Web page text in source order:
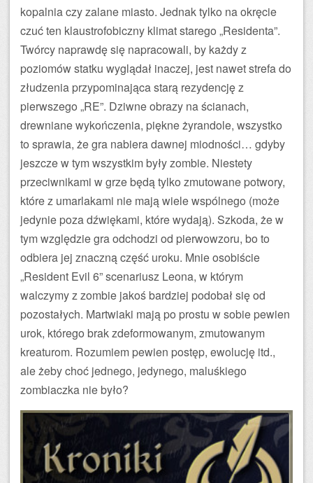
kopalnia czy zalane miasto. Jednak tylko na okręcie
czuć ten klaustrofobiczny klimat starego „Residenta”.
Twórcy naprawdę się napracowali, by każdy z
poziomów statku wyglądał inaczej, jest nawet strefa do
złudzenia przypominająca starą rezydencję z
pierwszego „RE”. Dziwne obrazy na ścianach,
drewniane wykończenia, piękne żyrandole, wszystko
to sprawia, że gra nabiera dawnej miodności… gdyby
jeszcze w tym wszystkim były zombie. Niestety
przeciwnikami w grze będą tylko zmutowane potwory,
które z umarlakami nie mają wiele wspólnego (może
jedynie poza dźwiękami, które wydają). Szkoda, że w
tym względzie gra odchodzi od pierwowzoru, bo to
odbiera jej znaczną część uroku. Mnie osobiście
„Resident Evil 6” scenariusz Leona, w którym
walczymy z zombie jakoś bardziej podobał się od
pozostałych. Martwiaki mają po prostu w sobie pewien
urok, którego brak zdeformowanym, zmutowanym
kreaturom. Rozumiem pewien postęp, ewolucję itd.,
ale żeby choć jednego, jedynego, maluśkiego
zombiaczka nie było?